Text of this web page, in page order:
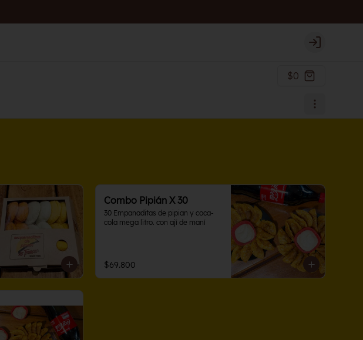
Login
$0
Combo Pipián X 30
30 Empanaditas de pipian y coca-
cola mega litro. con ají de maní
$69.800